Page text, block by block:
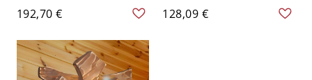
Industriel en Corde Beige
Lustre Chandelier
Métallique - 110 V-120 V
Beige Bougie
192,70 €
Sculpté avec Pendentif
Cristallin Lampe Murale
128,09 €